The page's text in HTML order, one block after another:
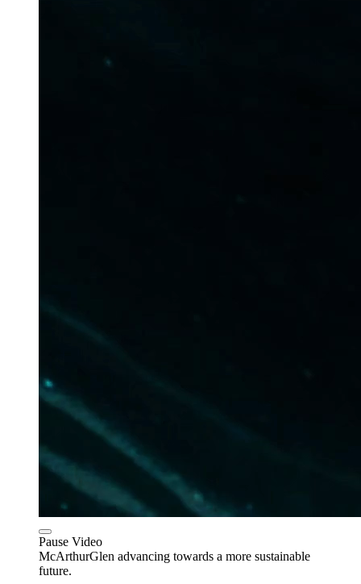
Pause Video
McArthurGlen advancing towards a more sustainable
future.